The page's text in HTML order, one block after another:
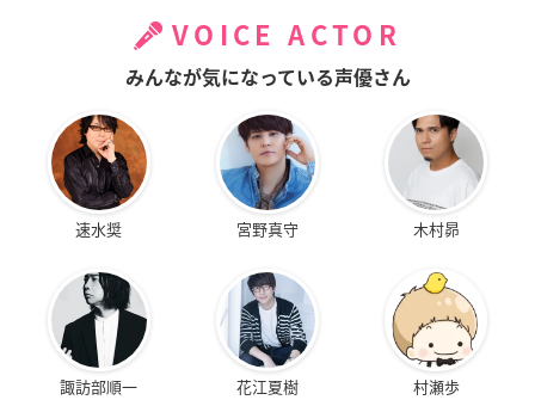
VOICE ACTOR
みんなが気になっている声優さん
速水奨 宮野真守 木村昴
諏訪部順一 花江夏樹 村瀬歩